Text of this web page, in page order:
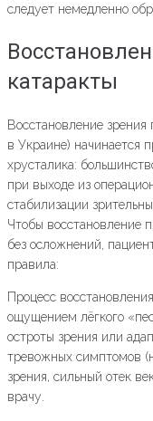
следует немедленно
катаракты
Восстановление зрения
в Украине) начинается
хрусталика:
при выходе из
стабилизации
Чтобы восстановление
без осложнений,
правила:
Процесс
ощущением лёгкого
остроты зрения или
тревожных симптомов
зрения, сильный отек
врачу.